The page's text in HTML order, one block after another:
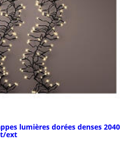
lumières dorées denses 2040
ext